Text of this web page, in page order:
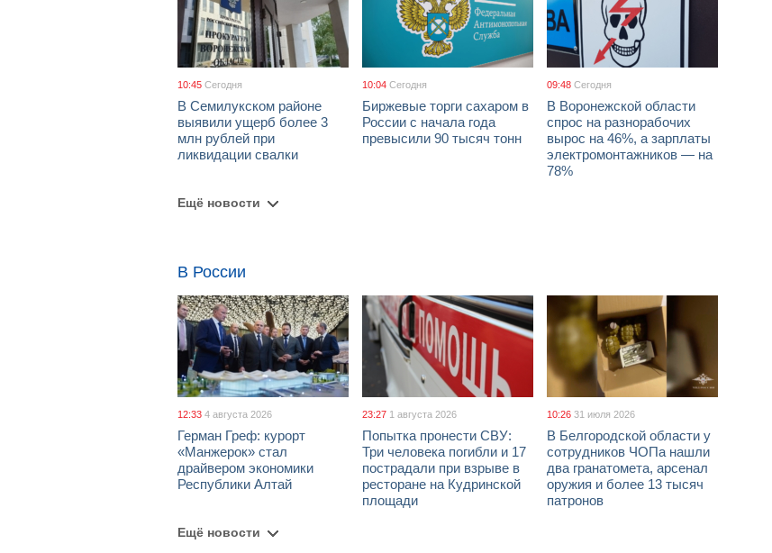
10:45 Сегодня
В Семилукском районе
выявили ущерб более 3
млн рублей при
ликвидации свалки
10:04 Сегодня
Биржевые торги сахаром в
России с начала года
превысили 90 тысяч тонн
09:48 Сегодня
В Воронежской области
спрос на разнорабочих
вырос на 46%, а зарплаты
электромонтажников — на
78%
Ещё новости
В России
12:33 4 августа 2026
Герман Греф: курорт
«Манжерок» стал
драйвером экономики
Республики Алтай
23:27 1 августа 2026
Попытка пронести СВУ:
Три человека погибли и 17
пострадали при взрыве в
ресторане на Кудринской
площади
10:26 31 июля 2026
В Белгородской области у
сотрудников ЧОПа нашли
два гранатомета, арсенал
оружия и более 13 тысяч
патронов
Ещё новости